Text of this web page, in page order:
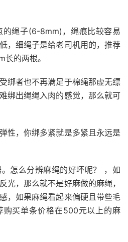
的绳子(6-8mm)，绳痕比较容易
，细绳子是给老司机用的，推荐
的两根。
绑者也不再满足于棉绳那虚无缥
绑出绳绳入肉的感觉，那么就可
性，你绑多紧就是多紧且永远是
怎么分辨麻绳的好坏呢？ ，如
光，那么就不是好麻做的麻绳，
，如果麻绳看起来偏硬且带些毛
购买单条价格在500元以上的麻